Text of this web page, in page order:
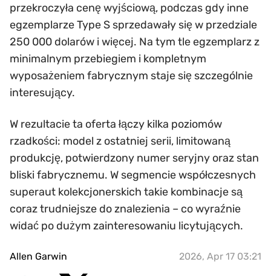
przekroczyła cenę wyjściową, podczas gdy inne
egzemplarze Type S sprzedawały się w przedziale
250 000 dolarów i więcej. Na tym tle egzemplarz z
minimalnym przebiegiem i kompletnym
wyposażeniem fabrycznym staje się szczególnie
interesujący.
W rezultacie ta oferta łączy kilka poziomów
rzadkości: model z ostatniej serii, limitowaną
produkcję, potwierdzony numer seryjny oraz stan
bliski fabrycznemu. W segmencie współczesnych
superaut kolekcjonerskich takie kombinacje są
coraz trudniejsze do znalezienia – co wyraźnie
widać po dużym zainteresowaniu licytujących.
Allen Garwin 2026, Apr 17 03:21